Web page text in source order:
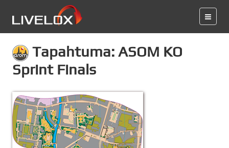
Tapahtuma: ASOM KO
Sprint Finals